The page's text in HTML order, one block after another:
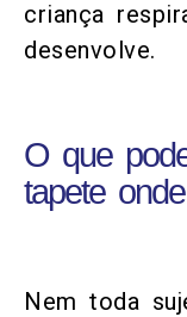
criança
desenvolve.
O que
tapete
Nem toda